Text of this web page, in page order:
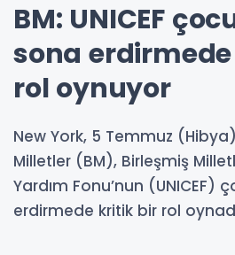
BM: UNICEF
sona
rol oynuyor
New York, 5 Temmuz
Milletler (BM), Birleşmiş
Yardım Fonu’nun (UNICEF)
erdirmede kritik bir rol